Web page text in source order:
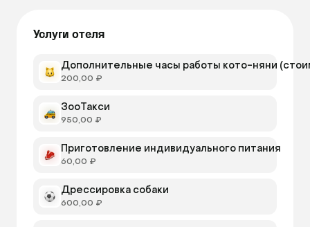
Услуги отеля
Дополнительные часы работы кото-няни
200,00 ₽
ЗооТакси
950,00 ₽
Приготовление индивидуального питания
60,00 ₽
Дрессировка собаки
600,00 ₽